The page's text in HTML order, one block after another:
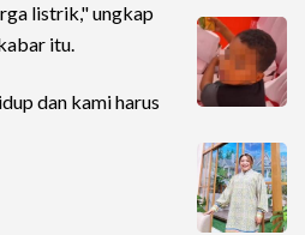
listrik," ungkap
itu.
dan kami harus